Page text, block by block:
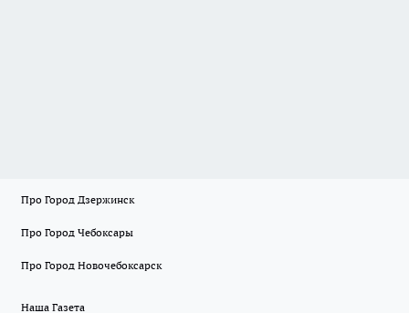
Про Город Дзержинск
Про Город Чебоксары
Про Город Новочебоксарск
Наша Газета